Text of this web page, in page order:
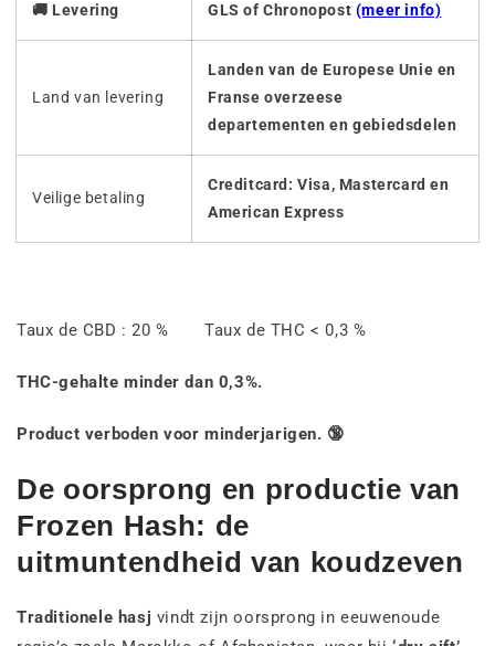
🚚 Levering GLS of Chronopost (meer info)
Land van levering
Landen van de Europese Unie en
Franse overzeese
departementen en gebiedsdelen
Veilige betaling
Creditcard: Visa, Mastercard en
American Express
Taux de CBD : 20 % Taux de THC < 0,3 %
THC-gehalte minder dan 0,3%.
Product verboden voor minderjarigen. 🔞
De oorsprong en productie van
Frozen Hash: de
uitmuntendheid van koudzeven
Traditionele hasj vindt zijn oorsprong in eeuwenoude